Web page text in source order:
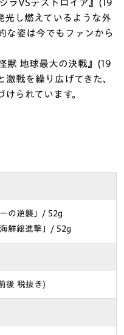
ラVSデストロイア』(19
光し燃えているような外
な姿は今でもファンから
獣 地球最大の決戦』(19
戦を繰り広げてきた、
られています。
の逆襲」/ 52g
鮮総進撃」/ 52g
後 税抜き)